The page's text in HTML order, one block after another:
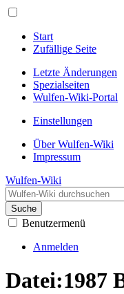
Start
Zufällige Seite
Letzte Änderungen
Spezialseiten
Wulfen-Wiki-Portal
Einstellungen
Über Wulfen-Wiki
Impressum
Wulfen-Wiki
Suche
Benutzermenü
Anmelden
Datei:1987